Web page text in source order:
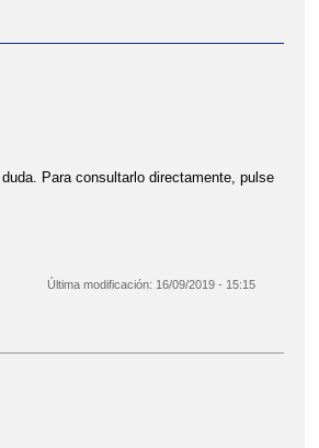
Para consultarlo directamente, pulse
Última modificación: 16/09/2019 - 15:15